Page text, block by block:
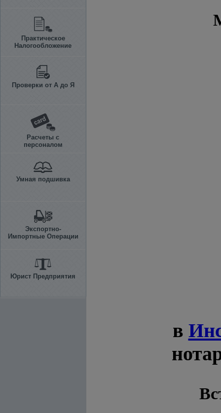
Практическое
Налогообложение
Проверки от А до Я
Расчеты с
персоналом
Умная подшивка
Экспортно-
Импортные Операции
Юрист Предприятия
в